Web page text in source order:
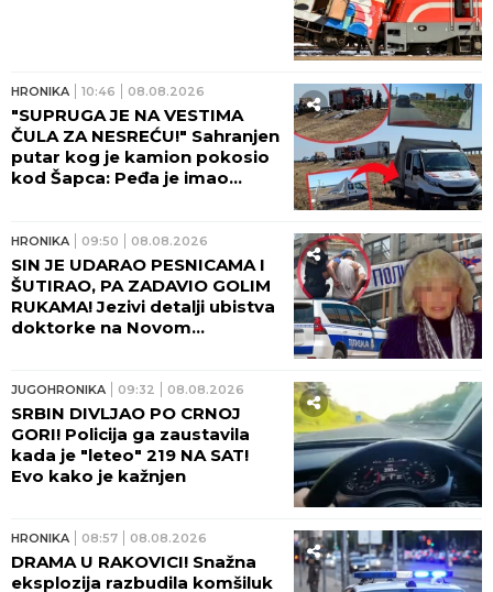
HRONIKA 10:46 08.08.2026
"SUPRUGA JE NA VESTIMA
ČULA ZA NESREĆU!" Sahranjen
putar kog je kamion pokosio
kod Šapca: Peđa je imao
HRONIKA 09:50 08.08.2026
SIN JE UDARAO PESNICAMA I
ŠUTIRAO, PA ZADAVIO GOLIM
RUKAMA! Jezivi detalji ubistva
doktorke na Novom
PAMTE!
JUGOHRONIKA 09:32 08.08.2026
SRBIN DIVLJAO PO CRNOJ
GORI! Policija ga zaustavila
kada je "leteo" 219 NA SAT!
Evo kako je kažnjen
HRONIKA 08:57 08.08.2026
DRAMA U RAKOVICI! Snažna
eksplozija razbudila komšiluk